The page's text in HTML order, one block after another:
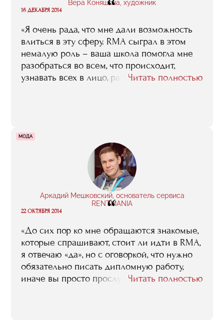
является большой удачей. В общем, я могу
дать RMA, это деловые связи. Мы шли
сюда именно за ними, и мы их получили».
Вера Коняшова, художник
“
16 ДЕКАБРЯ 2014
«Я очень рада, что мне дали возможность
влиться в эту сферу. RMA сыграл в этом
немалую роль – ваша школа помогла мне
разобраться во всем, что происходит,
узнавать всех в лицо, разбираться в
Читать полностью
МОДА
Аркадий Мешковский, основатель сервиса
RENTMANIA
“
22 ОКТЯБРЯ 2014
«До сих пор ко мне обращаются знакомые,
которые спрашивают, стоит ли идти в RMA,
я отвечаю «да», но с оговоркой, что нужно
обязательно писать дипломную работу,
иначе вы просто прослушаете курс
Читать полностью